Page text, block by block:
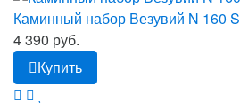
Каминный набор Везувий N 160 S
4 390 руб.
Купить